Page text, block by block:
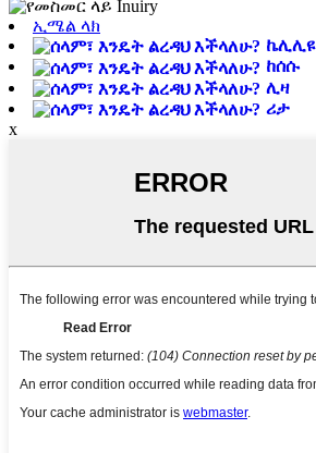
ኢሜል ላክ
ኬሊሊዩ
ከሰሱ
ሊዛ
ሪታ
x